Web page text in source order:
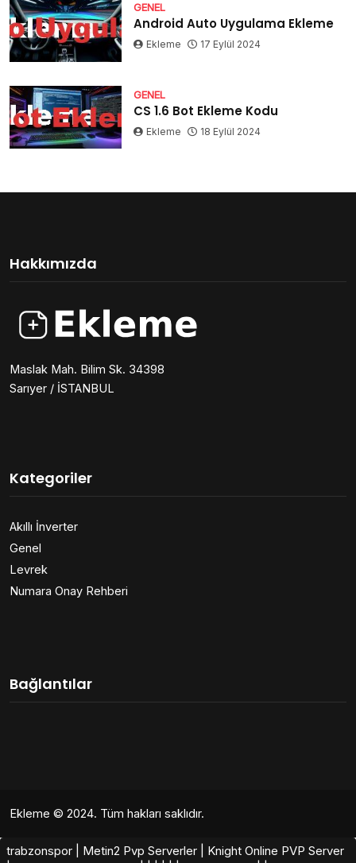
GENEL
Android Auto Uygulama Ekleme
Ekleme 17 Eylül 2024
GENEL
CS 1.6 Bot Ekleme Kodu
Ekleme 18 Eylül 2024
Hakkımızda
Maslak Mah. Bilim Sk. 34398
Sarıyer / İSTANBUL
Kategoriler
Akıllı İnverter
Genel
Levrek
Numara Onay Rehberi
Bağlantılar
Ekleme © 2024. Tüm hakları saklıdır.
trabzonspor Metin2 Pvp Serverler
Knight Online PVP Server